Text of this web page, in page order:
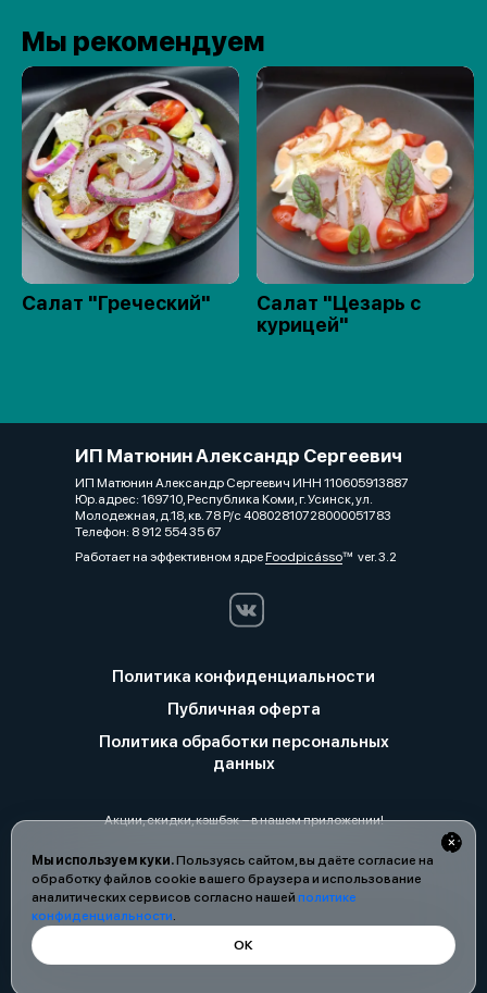
Мы используем куки.Пользуясь сайтом, вы даёте согласие на
обработку файлов cookie вашего браузера и использование
аналитических сервисов согласно нашей политике
конфиденциальности.
ОК
Мы рекомендуем
Салат "Греческий"
Салат "Цезарь с
курицей"
ИП Матюнин Александр Сергеевич
ИП Матюнин Александр Сергеевич ИНН 110605913887
Юр.адрес: 169710, Республика Коми, г. Усинск, ул.
Молодежная, д.18, кв. 78 Р/с 40802810728000051783
Телефон: 8 912 554 35 67
Работает на эффективном ядреFoodpicássover. 3.2
Политика конфиденциальности
Публичная оферта
Политика обработки персональных
данных
Акции, скидки, кэшбэк − в нашем приложении!